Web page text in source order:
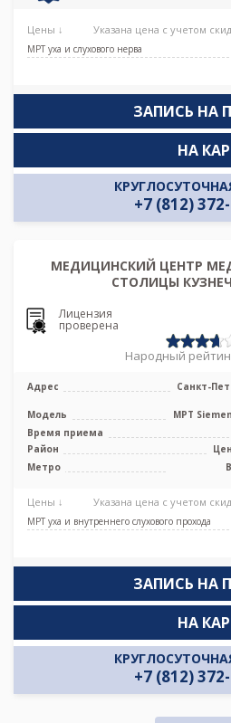
Цены ↓ Указана цена с учетом
МРТ уха и слухового нерва
ЗАПИСЬ НА
+7 (812)
НА
МЕДИЦИНСКИЙ ЦЕНТР
СТОЛИЦЫ
Лицензия
проверена
Народный
Адрес
Санкт-
Модель
МРТ
Время приема
Район
Метро
Цены ↓ Указана цена с учетом
МРТ уха и внутреннего слухового прохода
ЗАПИСЬ НА
+7 (812)
НА